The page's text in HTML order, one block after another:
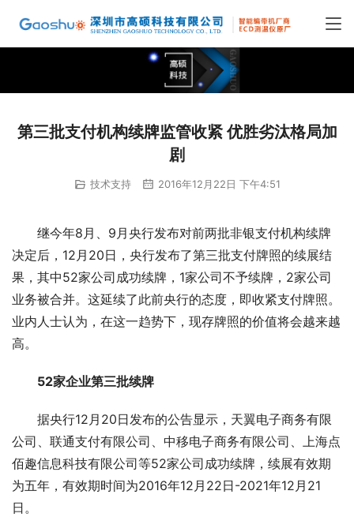
第三批支付机构续牌监管收紧 优胜劣汰格局加
剧
技术支持 2016年12月22日 下午4:51
继今年8月、9月央行发布对前两批非银支付机构续牌
决定后，12月20日，央行发布了第三批支付牌照的续展结
果，其中52家公司成功续牌，1家公司不予续牌，2家公司
业务被合并。这延续了此前央行的态度，即收紧支付牌照。
业内人士认为，在这一趋势下，现存牌照的价值将会越来越
高。
52家企业第三批续牌
据央行12月20日发布的公告显示，天翼电子商务有限
公司、联通支付有限公司、中移电子商务有限公司、上海点
佰趣信息科技有限公司等52家公司成功续牌，续展有效期
为五年，有效期时间为2016年12月22日-2021年12月21
日。